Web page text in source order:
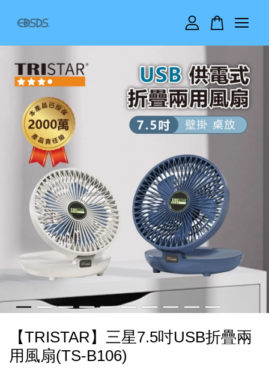
【TRISTAR】三星7.5吋USB折疊兩
用風扇(TS-B106)
您的購物車目前還是空的。
繼續購物